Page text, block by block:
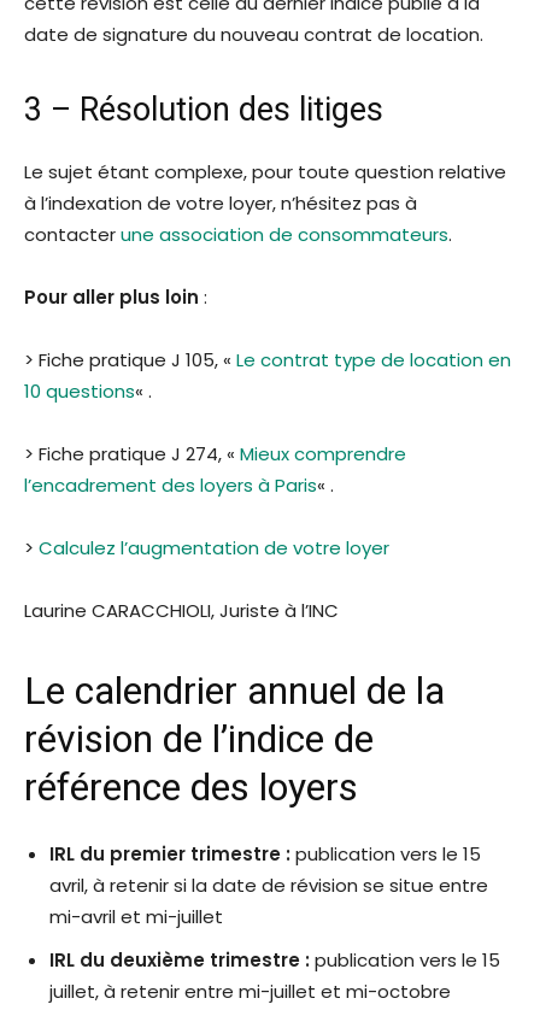
date de signature du nouveau contrat de location.
3 – Résolution des litiges
Le sujet étant complexe, pour toute question relative
à l’indexation de votre loyer, n’hésitez pas à
contacterune association de consommateurs.
Pour aller plus loin :
> Fiche pratique J 105, « Le contrat type de location en
10 questions« .
> Fiche pratique J 274, « Mieux comprendre
l’encadrement des loyers à Paris« .
> Calculez l’augmentation de votre loyer
Laurine CARACCHIOLI, Juriste à l’INC
Le calendrier annuel de la
révision de l’indice de
référence des loyers
IRL du premier trimestre :publication vers le 15
avril, à retenir si la date de révision se situe entre
mi-avril et mi-juillet
IRL du deuxième trimestre :publication vers le 15
juillet, à retenir entre mi-juillet et mi-octobre